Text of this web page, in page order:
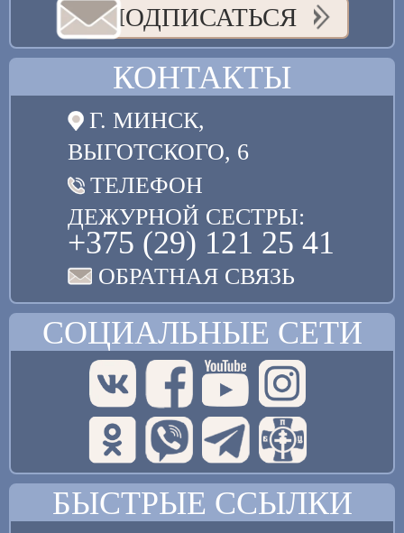
ПОДПИСАТЬСЯ
КОНТАКТЫ
Г. МИНСК,
ВЫГОТСКОГО, 6
ТЕЛЕФОН
ДЕЖУРНОЙ СЕСТРЫ:
+375 (29) 121 25 41
ОБРАТНАЯ СВЯЗЬ
СОЦИАЛЬНЫЕ СЕТИ
БЫСТРЫЕ ССЫЛКИ